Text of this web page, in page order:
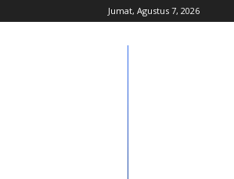
Jumat, Agustus 7, 2026